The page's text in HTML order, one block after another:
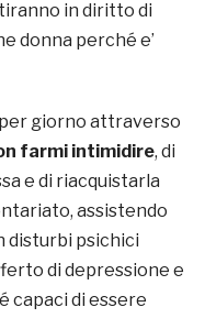
in diritto di
donna perché e’
giorno attraverso
farmi intimidire, di
e di riacquistarla
assistendo
disturbi psichici
di depressione e
capaci di essere